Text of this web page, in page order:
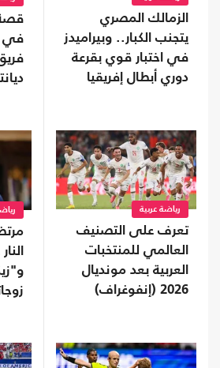
الزمالك المصري
يتجنب الكبار.. وبيراميدز
في اختبار قوي بقرعة
دوري أبطال إفريقيا
في
رياضة عربية
تعرف على التصنيف
العالمي للمنتخبات
العربية بعد مونديال
2026 (إنفوغراف)